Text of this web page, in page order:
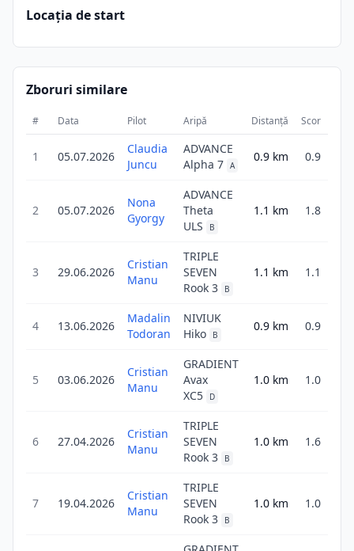
Locația de start
Zboruri similare
# Data Pilot Aripă Distanță Scor
1 05.07.2026
Claudia
Juncu
ADVANCE
Alpha 7 A
0.9 km 0.9
2 05.07.2026
Nona
Gyorgy
ADVANCE
Theta
ULS
B
1.1 km 1.8
3 29.06.2026
Cristian
Manu
TRIPLE
SEVEN
Rook 3
B
1.1 km 1.1
4 13.06.2026
Madalin
Todoran
NIVIUK
Hiko
B
0.9 km 0.9
5 03.06.2026
Cristian
Manu
GRADIENT
Avax
XC5
D
1.0 km 1.0
6 27.04.2026
Cristian
Manu
TRIPLE
SEVEN
Rook 3
B
1.0 km 1.6
7 19.04.2026
Cristian
Manu
TRIPLE
SEVEN
Rook 3
B
1.0 km 1.0